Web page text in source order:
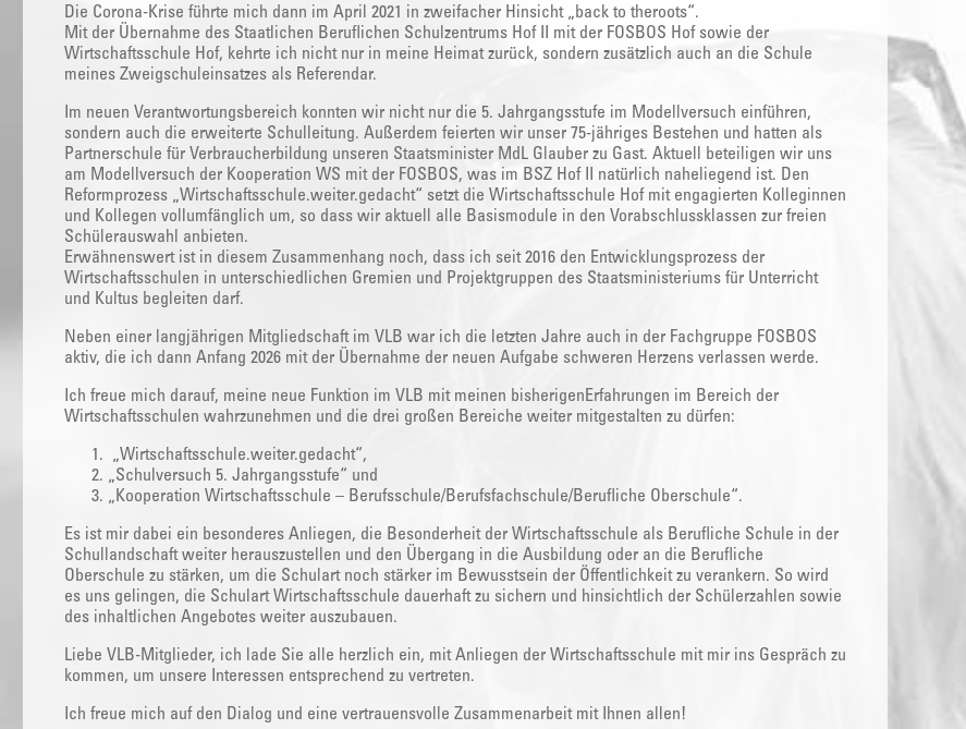
Die Corona-Krise führte mich dann im April 2021 in zweifacher Hinsicht „back to theroots“.
Mit der Übernahme des Staatlichen Beruflichen Schulzentrums Hof II mit der FOSBOS Hof sowie der
Wirtschaftsschule Hof, kehrte ich nicht nur in meine Heimat zurück, sondern zusätzlich auch an die Schule
meines Zweigschuleinsatzes als Referendar.
Im neuen Verantwortungsbereich konnten wir nicht nur die 5. Jahrgangsstufe im Modellversuch einführen,
sondern auch die erweiterte Schulleitung. Außerdem feierten wir unser 75-jähriges Bestehen und hatten als
Partnerschule für Verbraucherbildung unseren Staatsminister MdL Glauber zu Gast. Aktuell beteiligen wir uns
am Modellversuch der Kooperation WS mit der FOSBOS, was im BSZ Hof II natürlich naheliegend ist. Den
Reformprozess „Wirtschaftsschule.weiter.gedacht“ setzt die Wirtschaftsschule Hof mit engagierten Kolleginnen
und Kollegen vollumfänglich um, so dass wir aktuell alle Basismodule in den Vorabschlussklassen zur freien
Schülerauswahl anbieten.
Erwähnenswert ist in diesem Zusammenhang noch, dass ich seit 2016 den Entwicklungsprozess der
Wirtschaftsschulen in unterschiedlichen Gremien und Projektgruppen des Staatsministeriums für Unterricht
und Kultus begleiten darf.
Neben einer langjährigen Mitgliedschaft im VLB war ich die letzten Jahre auch in der Fachgruppe FOSBOS
aktiv, die ich dann Anfang 2026 mit der Übernahme der neuen Aufgabe schweren Herzens verlassen werde.
Ich freue mich darauf, meine neue Funktion im VLB mit meinen bisherigenErfahrungen im Bereich der
Wirtschaftsschulen wahrzunehmen und die drei großen Bereiche weiter mitgestalten zu dürfen:
„Wirtschaftsschule.weiter.gedacht“,
„Schulversuch 5. Jahrgangsstufe“ und
„Kooperation Wirtschaftsschule – Berufsschule/Berufsfachschule/Berufliche Oberschule“.
Es ist mir dabei ein besonderes Anliegen, die Besonderheit der Wirtschaftsschule als Berufliche Schule in der
Schullandschaft weiter herauszustellen und den Übergang in die Ausbildung oder an die Berufliche
Oberschule zu stärken, um die Schulart noch stärker im Bewusstsein der Öffentlichkeit zu verankern. So wird
es uns gelingen, die Schulart Wirtschaftsschule dauerhaft zu sichern und hinsichtlich der Schülerzahlen sowie
des inhaltlichen Angebotes weiter auszubauen.
Liebe VLB-Mitglieder, ich lade Sie alle herzlich ein, mit Anliegen der Wirtschaftsschule mit mir ins Gespräch zu
kommen, um unsere Interessen entsprechend zu vertreten.
Ich freue mich auf den Dialog und eine vertrauensvolle Zusammenarbeit mit Ihnen allen!